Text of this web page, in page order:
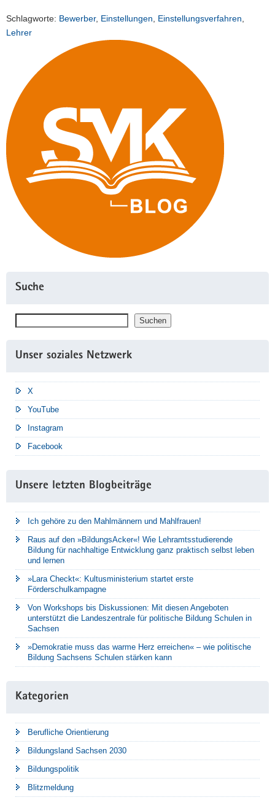
Schlagworte: Bewerber, Einstellungen Einstellungsverfahren
Lehrer
Suche
Suchen
Unser soziales Netzwerk
X
YouTube
Instagram
Facebook
Unsere letzten Blogbeiträge
Ich gehöre zu den Mahlmännern und Mahlfrauen!
Raus auf den »BildungsAcker«! Wie Lehramtsstudierende
Bildung für nachhaltige Entwicklung ganz praktisch selbst leben
und lernen
»Lara Checkt«: Kultusministerium startet erste
Förderschulkampagne
Von Workshops bis Diskussionen: Mit diesen Angeboten
unterstützt die Landeszentrale für politische Bildung Schulen in
Sachsen
»Demokratie muss das warme Herz erreichen« – wie politische
Bildung Sachsens Schulen stärken kann
Kategorien
Berufliche Orientierung
Bildungsland Sachsen 2030
Bildungspolitik
Blitzmeldung